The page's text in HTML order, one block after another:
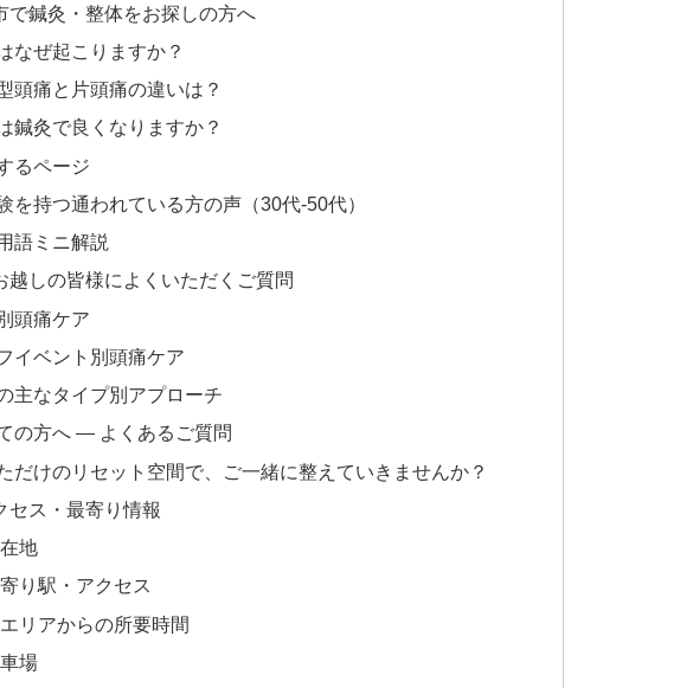
で鍼灸・整体をお探しの方へ
なぜ起こりますか？
頭痛と片頭痛の違いは？
鍼灸で良くなりますか？
るページ
を持つ通われている方の声（30代-50代）
語ミニ解説
越しの皆様によくいただくご質問
頭痛ケア
イベント別頭痛ケア
主なタイプ別アプローチ
の方へ — よくあるご質問
だけのリセット空間で、ご一緒に整えていきませんか？
セス・最寄り情報
地
り駅・アクセス
リアからの所要時間
場